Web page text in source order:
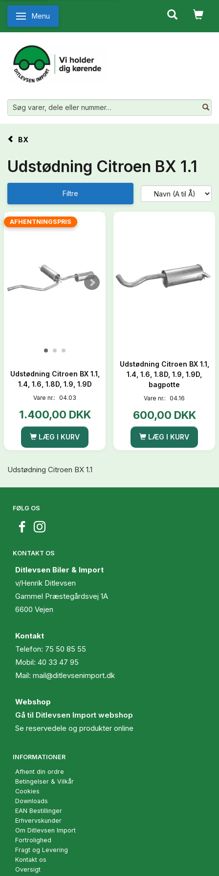
Skifte navigation
Menu
BX
Udstødning Citroen BX 1.1
Filtre
AFHENTNINGSPRIS
Udstødning Citroen BX 1.1,
1.4, 1.6, 1.8D, 1.9, 1.9D
Vare nr.: 04.03
1.400,00 DKK
LÆG I KURV
Udstødning Citroen BX 1.1,
1.4, 1.6, 1.8D, 1.9, 1.9D,
bagpotte
Vare nr.: 04.16
600,00 DKK
LÆG I KURV
Udstødning Citroen BX 1.1
FØLG OS
KONTAKT OS
Ditlevsen Biler & Import
v/Henrik Ditlevsen
Gammel Præstegårdsvej 1A
6600 Vejen
Kontakt
Telefon: 75 50 85 55
Mobil: 40 33 47 95
Mail: mail@ditlevsenimport.dk
Webshop
Gå til Ditlevsen Import webshop
Se reservedele og produkter online
INFORMATIONER
Afhent din ordre
Betingelser & Vilkår
Cookies
Downloads
EAN Bestillinger
Erhvervskunder
Om Ditlevsen Import
Fortrolighed
Fragt og Levering
Kontakt os
Oversigt